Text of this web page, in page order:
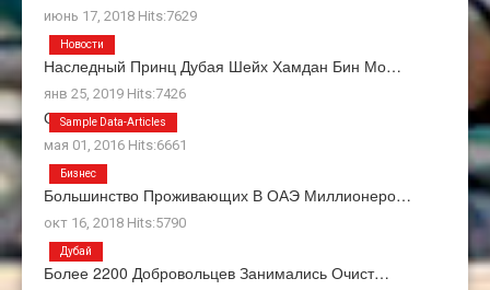
июнь 17, 2018 Hits:7629
Наследный Принц Дубая Шейх Хамдан Бин Мо…
янв 25, 2019 Hits:7426
Новости
О Нас
мая 01, 2016 Hits:6661
Sample Data-Articles
Большинство Проживающих В ОАЭ Миллионеро…
окт 16, 2018 Hits:5790
Бизнес
Более 2200 Добровольцев Занимались Очист…
Дубай